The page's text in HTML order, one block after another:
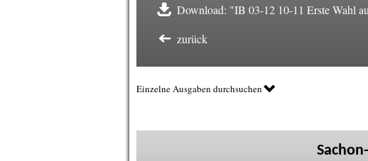
Download: "IB 03-12 10-11 Erste Wahl
zurück
Einzelne Ausgaben durchsuchen